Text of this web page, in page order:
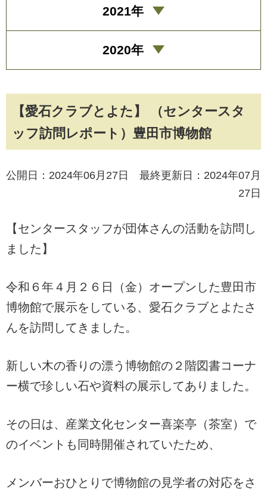
【愛石クラブとよた】 （センタースタ
ッフ訪問レポート）豊田市博物館
公開日：2024年06月27日 最終更新日：2024年07月
27日
【センタースタッフが団体さんの活動を訪問し
ました】
令和６年４月２６日（金）オープンした豊田市
博物館で展示をしている、愛石クラブとよたさ
んを訪問してきました。
新しい木の香りの漂う博物館の２階図書コーナ
ー横で珍しい石や資料の展示してありました。
その日は、産業文化センター喜楽亭（茶室）で
のイベントも同時開催されていたため、
メンバーおひとりで博物館の見学者の対応をさ
2021年
2020年